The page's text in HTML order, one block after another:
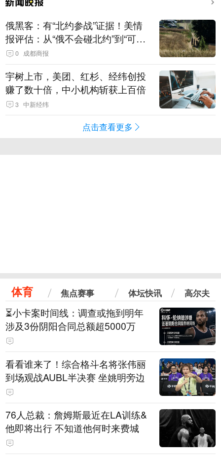
俄黑客：有“北约参战”证据！美情
报评估：从“俄不会碰北约”到“可能
发动有限攻击”
0 成都商报
宇树上市，美团、红杉、经纬创投
赚了数十倍，中小机构斩获上百倍
3 中新经纬
点击查看更多
体育 焦点赛事 体坛快讯 高尔夫
⏳️小卡案时间线：调查或拖到明年
涉及3份阴阳合同总额超5000万
看看谁来了！综合格斗名将张伟丽
到场观战AUBL半决赛 坐姚明旁边
76人总裁：詹姆斯最近在LA训练&
他即将出行 不知道他何时来费城